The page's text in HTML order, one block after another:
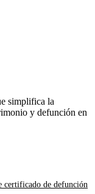
simplifica la
y defunción en
certificado de defunción